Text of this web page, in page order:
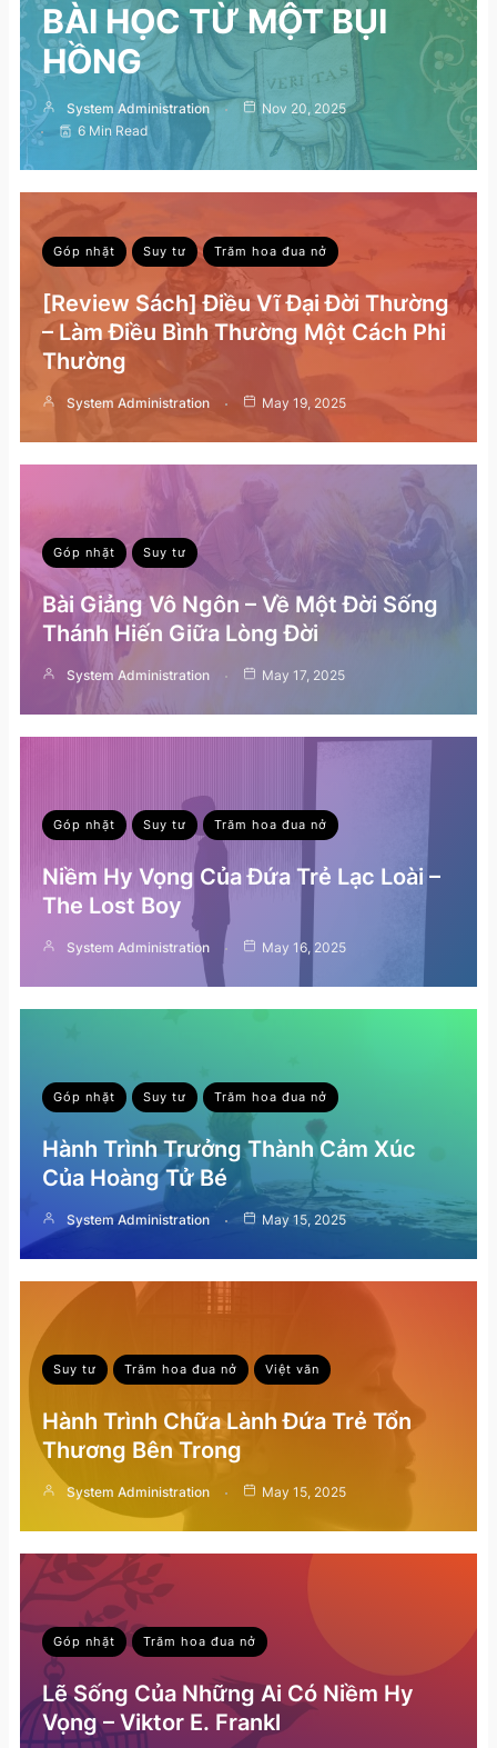
BÀI HỌC TỪ MỘT BỤI
HỒNG
System Administration
Nov 20, 2025
6 Min Read
Góp nhặt Suy tư Trăm hoa đua nở
[Review Sách] Điều Vĩ Đại Đời Thường
– Làm Điều Bình Thường Một Cách Phi
Thường
System Administration May 19, 2025
Góp nhặt Suy tư
Bài Giảng Vô Ngôn – Về Một Đời Sống
Thánh Hiến Giữa Lòng Đời
System Administration May 17, 2025
Góp nhặt Suy tư Trăm hoa đua nở
Niềm Hy Vọng Của Đứa Trẻ Lạc Loài –
The Lost Boy
System Administration May 16, 2025
Góp nhặt Suy tư Trăm hoa đua nở
Hành Trình Trưởng Thành Cảm Xúc
Của Hoàng Tử Bé
System Administration May 15, 2025
Suy tư Trăm hoa đua nở Việt văn
Hành Trình Chữa Lành Đứa Trẻ Tổn
Thương Bên Trong
System Administration May 15, 2025
Góp nhặt Trăm hoa đua nở
Lẽ Sống Của Những Ai Có Niềm Hy
Vọng – Viktor E. Frankl